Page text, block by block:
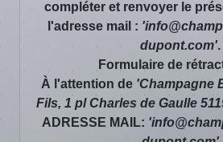
compléter et renvoyer le
l'adresse mail :
dupont.com'.
Formulaire de
À l'attention de 'Champagne
Fils, 1 pl Charles de Gaulle
ADRESSE MAIL: